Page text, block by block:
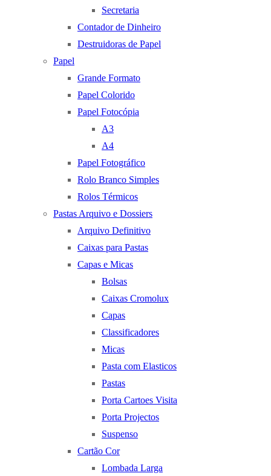
Secretaria
Contador de Dinheiro
Destruidoras de Papel
Papel
Grande Formato
Papel Colorido
Papel Fotocópia
A3
A4
Papel Fotográfico
Rolo Branco Simples
Rolos Térmicos
Pastas Arquivo e Dossiers
Arquivo Definitivo
Caixas para Pastas
Capas e Micas
Bolsas
Caixas Cromolux
Capas
Classificadores
Micas
Pasta com Elasticos
Pastas
Porta Cartoes Visita
Porta Projectos
Suspenso
Cartão Cor
Lombada Larga